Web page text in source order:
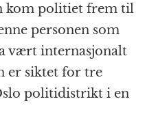
kom politiet frem til
personen som
vært internasjonalt
er siktet for tre
politidistrikt i en